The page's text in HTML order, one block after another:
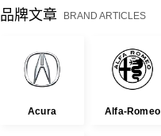
品牌文章 BRAND ARTICLES
Acura Alfa-Romeo